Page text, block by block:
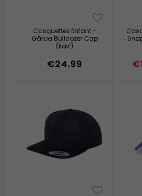
Casquettes Enfant -
Gårda Bulldozer Cap
(kaki)
€24.99